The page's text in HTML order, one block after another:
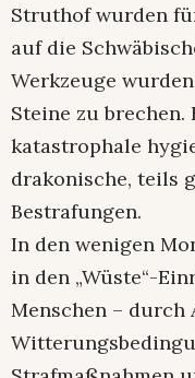
Struthof wurden
auf die
Werkzeuge
Steine zu brechen.
katastrophale
drakonische, teils
Bestrafungen.
In den wenigen
in den „Wüste“-
Menschen – durch